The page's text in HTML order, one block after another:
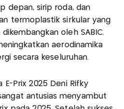
depan, sirip roda, dan
termoplastik sirkular yang
oleh SABIC.
aerodinamika
secara keseluruhan.
Prix 2025 Deni Rifky
antusias menyambut